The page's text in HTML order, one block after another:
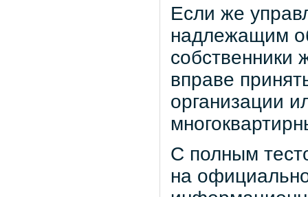
Если же
надлежащим
вправе
организации
С полным
на